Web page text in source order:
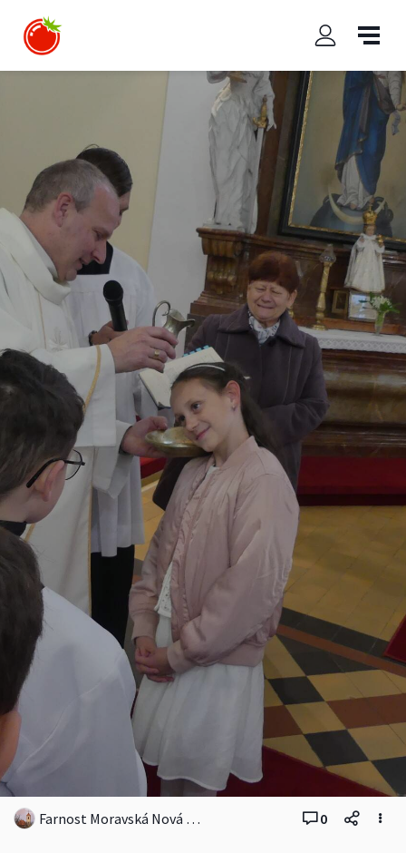
Farnost Moravská Nová Ves 0